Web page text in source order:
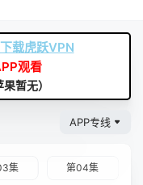
下载虎跃VPN
观看
暂无）
APP专线
集 第04集